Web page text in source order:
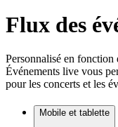
Flux des
Personnalisé en
Événements live vous
pour les concerts et les
Mobile et tablette